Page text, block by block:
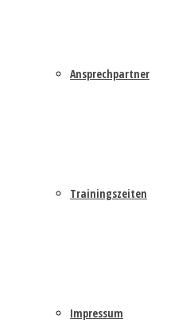
Ansprechpartner
Trainingszeiten
Impressum